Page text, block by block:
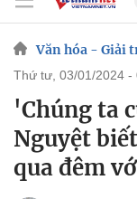
Văn hóa - Giải
thứ tư, 03/01/2024 -
'Chúng ta
Nguyệt
qua đêm